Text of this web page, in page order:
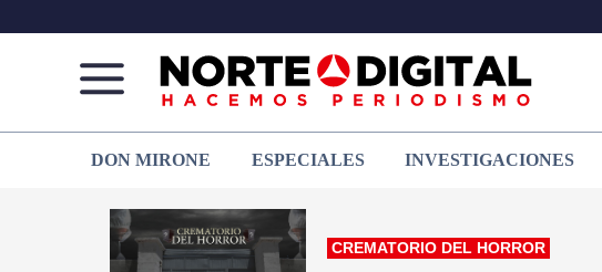
de
Juárez
que
hacemos periodismo
DON MIRONE ESPECIALES INVESTIGACIONES
CREMATORIO DEL HORROR